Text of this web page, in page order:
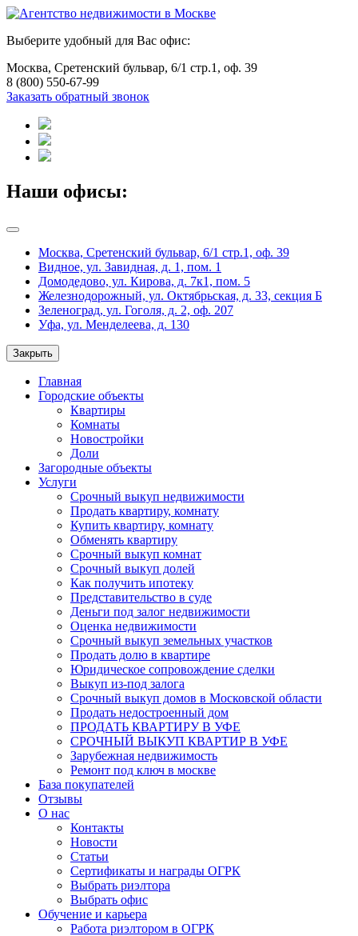
Выберите удобный для Вас офис:
Москва, Сретенский бульвар, 6/1 стр.1, оф. 39
8 (800) 550-67-99
Заказать обратный звонок
Наши офисы:
Москва, Сретенский бульвар, 6/1 стр.1, оф. 39
Видное, ул. Завидная, д. 1, пом. 1
Домодедово, ул. Кирова, д. 7к1, пом. 5
Железнодорожный, ул. Октябрьская, д. 33, секция Б
Зеленоград, ул. Гоголя, д. 2, оф. 207
Уфа, ул. Менделеева, д. 130
Закрыть
Главная
Городские объекты
Квартиры
Комнаты
Новостройки
Доли
Загородные объекты
Услуги
Срочный выкуп недвижимости
Продать квартиру, комнату
Купить квартиру, комнату
Обменять квартиру
Срочный выкуп комнат
Срочный выкуп долей
Как получить ипотеку
Представительство в суде
Деньги под залог недвижимости
Оценка недвижимости
Срочный выкуп земельных участков
Продать долю в квартире
Юридическое сопровождение сделки
Выкуп из-под залога
Срочный выкуп домов в Московской области
Продать недостроенный дом
ПРОДАТЬ КВАРТИРУ В УФЕ
СРОЧНЫЙ ВЫКУП КВАРТИР В УФЕ
Зарубежная недвижимость
Ремонт под ключ в москве
База покупателей
Отзывы
О нас
Контакты
Новости
Статьи
Сертификаты и награды ОГРК
Выбрать риэлтора
Выбрать офис
Обучение и карьера
Работа риэлтором в ОГРК